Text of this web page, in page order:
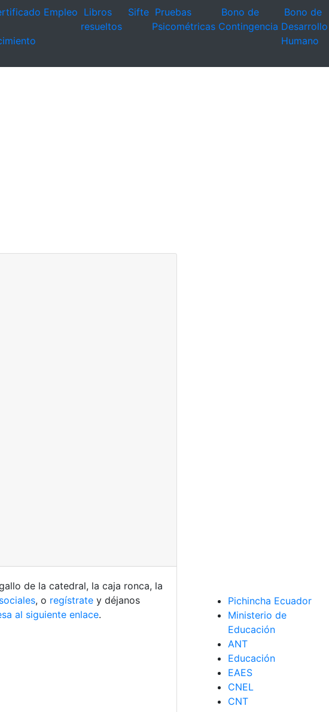
Empleo Libros
resueltos
Sifte Pruebas
Psicométricas
Bono de
Contingencia
Bono de
Desarrollo
Humano
de la catedral, la caja ronca, la
, o regístrate y déjanos
al siguiente enlace.
Pichincha Ecuador
Ministerio de
Educación
ANT
Educación
EAES
CNEL
CNT